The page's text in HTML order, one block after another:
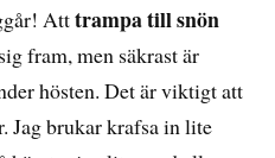
Atttrampa till snön
fram, men säkrast är
hösten. Det är viktigt att
Jag brukar krafsa in lite